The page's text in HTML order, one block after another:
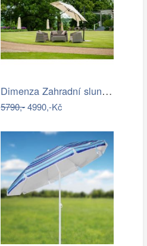
Dimenza Zahradní slunečník ROMA výkyvný…
5790,-4990,-Kč